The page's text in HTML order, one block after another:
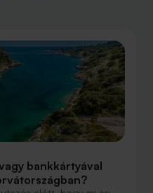
bankkártyával